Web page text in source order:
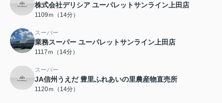
株式会社デリシア ユーパレットサンライン上田店
1109ｍ（14分）
スーパー
業務スーパー ユーパレットサンライン上田店
1117ｍ（14分）
スーパー
JA信州うえだ 豊里ふれあいの里農産物直売所
1120ｍ（14分）